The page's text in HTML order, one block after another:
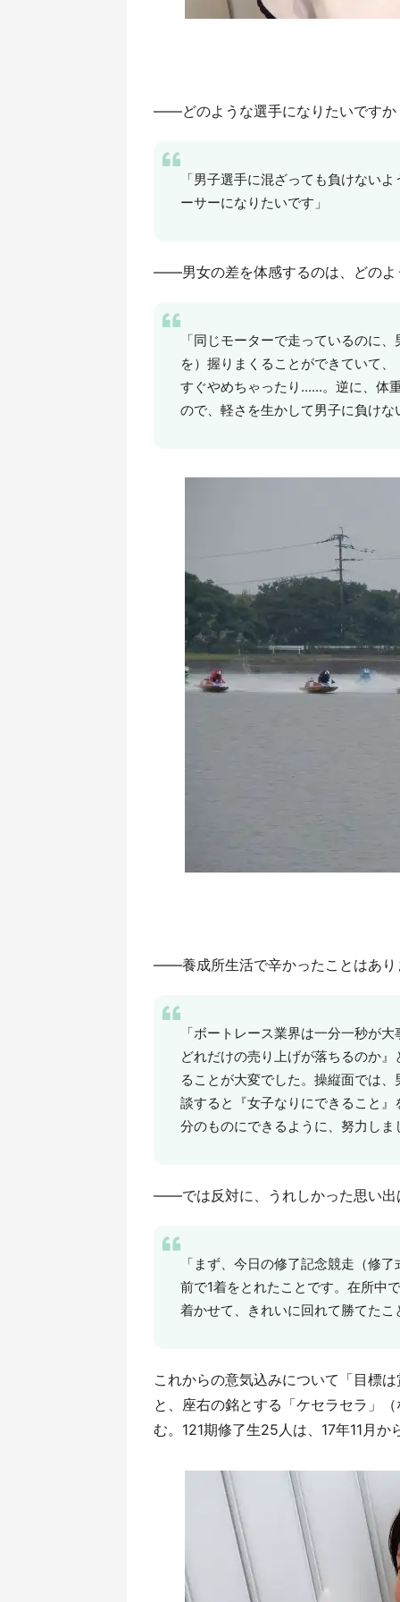
――どのような選手になりたいですか
「男子選手に混ざっても負けない
ーサーになりたいです」
――男女の差を体感するのは、どのよ
「同じモーターで走っているのに
を）握りまくることができていて
すぐやめちゃったり......。逆に、体
ので、軽さを生かして男子に負け
――養成所生活で辛かったことはあり
「ボートレース業界は一分一秒が
どれだけの売り上げが落ちるのか
ることが大変でした。操縦面では
談すると『女子なりにできること
分のものにできるように、努力しま
――では反対に、うれしかった思い出
「まず、今日の修了記念競走（修
前で1着をとれたことです。在所中
着かせて、きれいに回れて勝てた
これからの意気込みについて「目標
と、座右の銘とする「ケセラセラ」
む。121期修了生25人は、17年11月